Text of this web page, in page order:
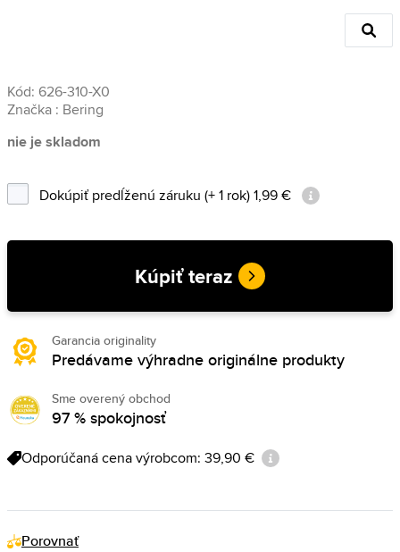
Kód: 626-310-X0
Značka : Bering
nie je skladom
Dokúpiť predĺženú záruku (+ 1 rok) 1,99 €
Kúpiť teraz
Garancia originality
Predávame výhradne originálne produkty
Sme overený obchod
97 % spokojnosť
Odporúčaná cena výrobcom: 39,90 €
Porovnať